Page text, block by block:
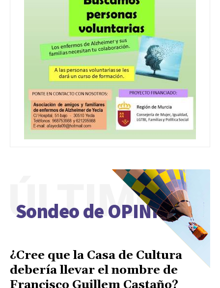
Sondeo de OPINIÓN
ÚLTIMO
¿Cree que la Casa de Cultura
debería llevar el nombre de
Francisco Guillem Castaño?